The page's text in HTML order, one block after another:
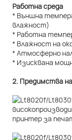
Работна среда
* Външна
влажност)
* Работна
* Влажност на
* Атмосферно
* Изисквана
2. Предимства